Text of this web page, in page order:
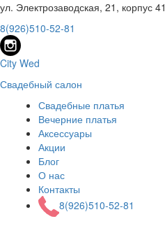
ул. Электрозаводская, 21, корпус 41
8(926)510-52-81
City Wed
Свадебный салон
Свадебные платья
Вечерние платья
Аксессуары
Акции
Блог
О нас
Контакты
8(926)510-52-81